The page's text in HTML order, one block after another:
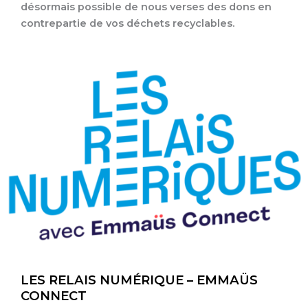
désormais possible de nous verses des dons en
contrepartie de vos déchets recyclables.
LES RELAIS NUMÉRIQUE – EMMAÜS
CONNECT